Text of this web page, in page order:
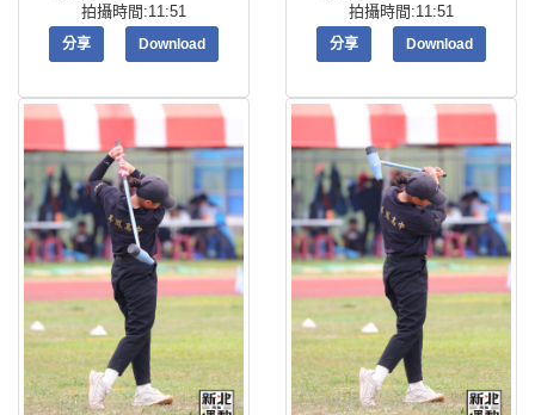
拍攝時間:11:51
分享 Download
拍攝時間:11:51
分享 Download